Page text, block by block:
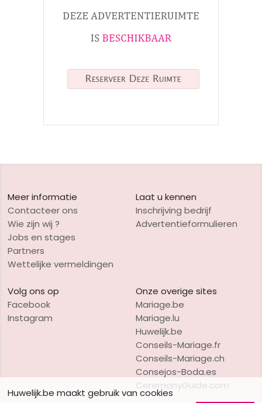
Meer informatie
Contacteer ons
Wie zijn wij ?
Jobs en stages
Partners
Wettelijke vermeldingen
Laat u kennen
Inschrijving bedrijf
Advertentieformulieren
Volg ons op
Facebook
Instagram
Onze overige sites
Mariage.be
Mariage.lu
Huwelijk.be
Conseils-Mariage.fr
Conseils-Mariage.ch
Consejos-Boda.es
CeremonyGuide.com
Huwelijk.be maakt gebruik van cookies